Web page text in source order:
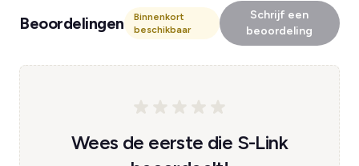
Beoordelingen
Binnenkort
beschikbaar
Schrijf een
beoordeling
Wees de eerste die S-Link